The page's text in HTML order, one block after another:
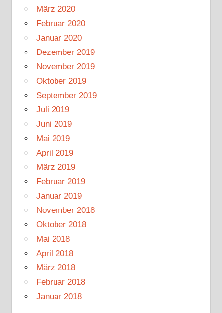
März 2020
Februar 2020
Januar 2020
Dezember 2019
November 2019
Oktober 2019
September 2019
Juli 2019
Juni 2019
Mai 2019
April 2019
März 2019
Februar 2019
Januar 2019
November 2018
Oktober 2018
Mai 2018
April 2018
März 2018
Februar 2018
Januar 2018